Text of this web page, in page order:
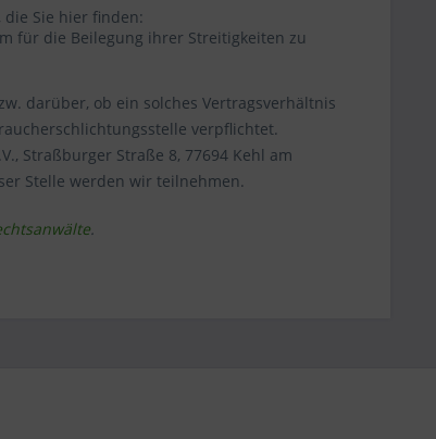
Sie hier finden:
für die Beilegung ihrer Streitigkeiten zu
darüber, ob ein solches Vertragsverhältnis
verpflichtet.
Straßburger Straße 8, 77694 Kehl am
Stelle werden wir teilnehmen.
.